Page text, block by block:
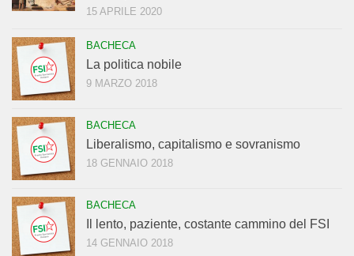
15 APRILE 2020
BACHECA
La politica nobile
9 MARZO 2018
BACHECA
Liberalismo, capitalismo e sovranismo
18 GENNAIO 2018
BACHECA
Il lento, paziente, costante cammino del FSI
14 GENNAIO 2018